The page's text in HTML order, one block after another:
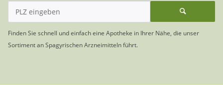
Finden Sie schnell und einfach eine Apotheke in Ihrer Nähe, die unser
Sortiment an Spagyrischen Arzneimitteln führt.